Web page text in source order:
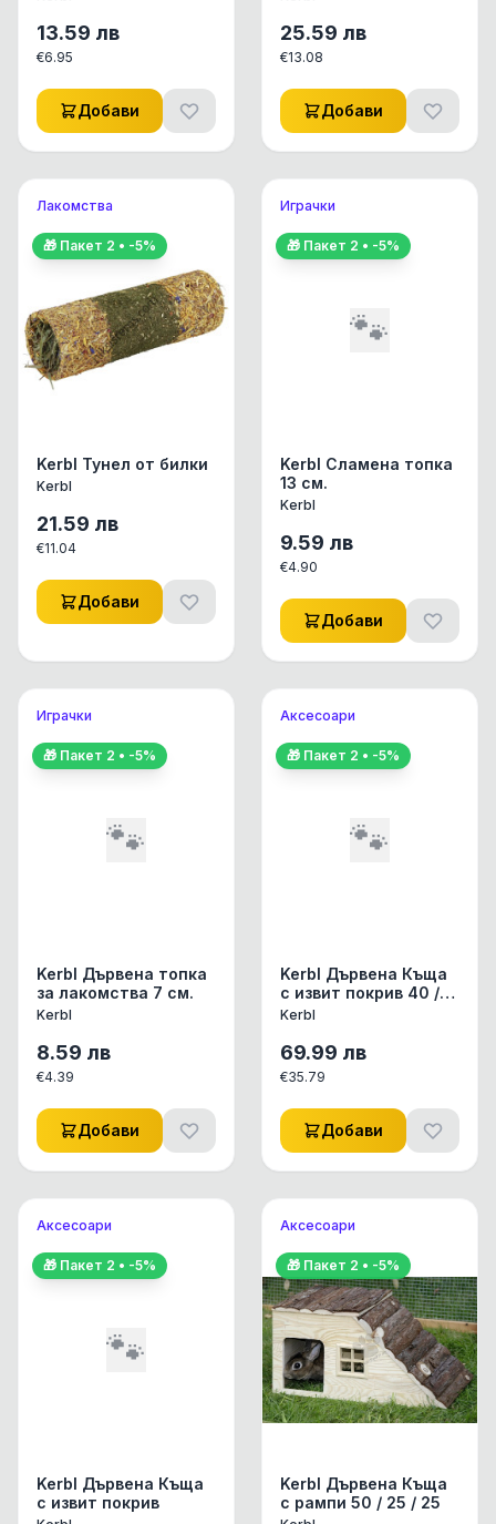
13.59 лв
€6.95
Добави
25.59 лв
€13.08
Добави
🎁 Пакет 2 • -5%
Лакомства
Kerbl Тунел от билки
Kerbl
21.59 лв
€11.04
Добави
🎁 Пакет 2 • -5%
Играчки
🐾
Kerbl Сламена топка
13 см.
Kerbl
9.59 лв
€4.90
Добави
🎁 Пакет 2 • -5%
Играчки
🐾
Kerbl Дървена топка
за лакомства 7 см.
Kerbl
8.59 лв
€4.39
Добави
🎁 Пакет 2 • -5%
Аксесоари
🐾
Kerbl Дървена Къща
с извит покрив 40 /
25 / 25
Kerbl
69.99 лв
€35.79
Добави
🎁 Пакет 2 • -5%
Аксесоари
🐾
Kerbl Дървена Къща
с извит покрив
🎁 Пакет 2 • -5%
Аксесоари
Kerbl Дървена Къща
с рампи 50 / 25 / 25